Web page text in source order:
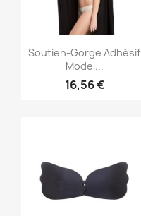
Aperçu rapide
Soutien-Gorge Adhésif
Model...
16,56 €